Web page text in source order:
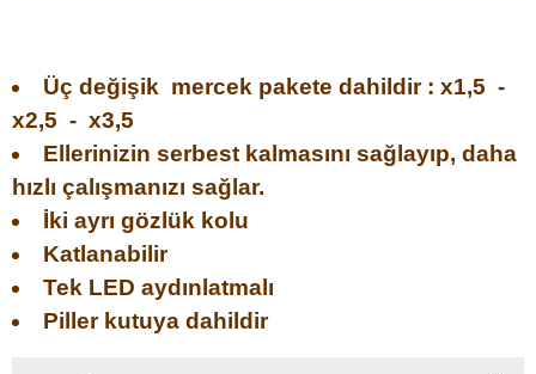
Üç değişik mercek pakete dahildir : x1,5 -
x2,5 - x3,5
Ellerinizin serbest kalmasını sağlayıp, daha
hızlı çalışmanızı sağlar.
İki ayrı gözlük kolu
Katlanabilir
Tek LED aydınlatmalı
Piller kutuya dahildir